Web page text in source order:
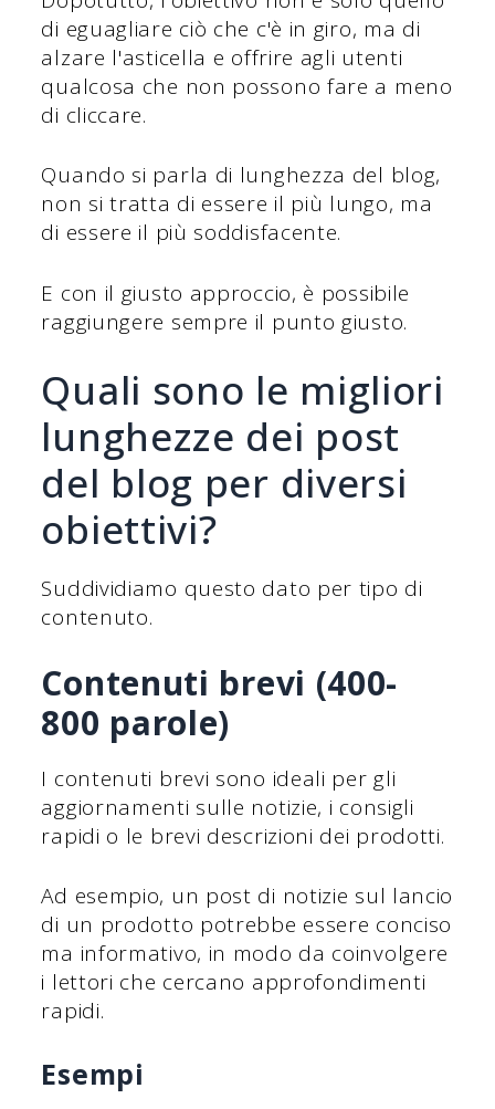
di eguagliare ciò che c'è in giro, ma di
alzare l'asticella e offrire agli utenti
qualcosa che non possono fare a meno
di cliccare.
Quando si parla di lunghezza del blog,
non si tratta di essere il più lungo, ma
di essere il più soddisfacente.
E con il giusto approccio, è possibile
raggiungere sempre il punto giusto.
Quali sono le migliori
lunghezze dei post
del blog per diversi
obiettivi?
Suddividiamo questo dato per tipo di
contenuto.
Contenuti brevi (400-
800 parole)
I contenuti brevi sono ideali per gli
aggiornamenti sulle notizie, i consigli
rapidi o le brevi descrizioni dei prodotti.
Ad esempio, un post di notizie sul lancio
di un prodotto potrebbe essere conciso
ma informativo, in modo da coinvolgere
i lettori che cercano approfondimenti
rapidi.
Esempi